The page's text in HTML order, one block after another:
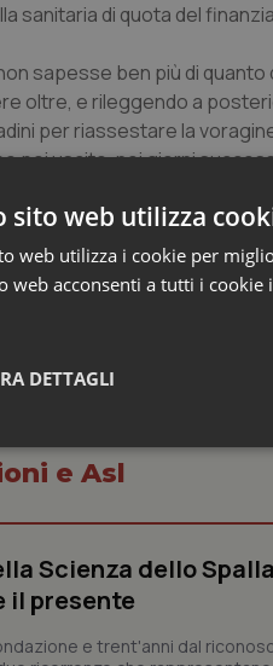
sanitaria di quota del
sapesse ben più di
oltre, e rileggendo a
per riassestare la
poi uscito, nei giorni
previsto per le Regioni
e Asl
Scienza dello
il presente
e trent'anni dal
sito web utilizza
web utilizza i cookie per
web acconsenti a tutti i
DETTAGLI
Necessari